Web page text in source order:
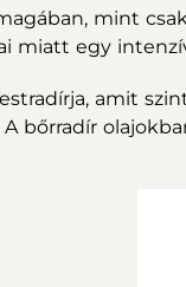
mint
miatt egy
amit
bőrradír